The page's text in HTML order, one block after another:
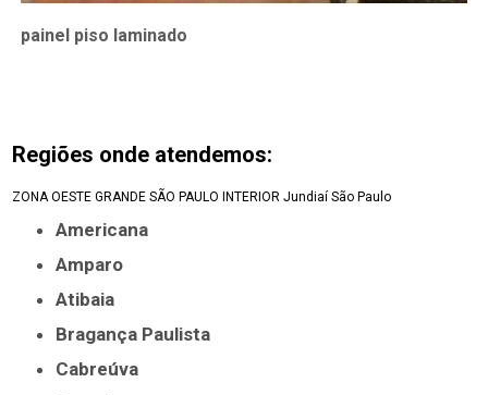
painel piso laminado
Regiões onde atendemos:
ZONA OESTE GRANDE SÃO PAULO INTERIOR Jundiaí São Paulo
Americana
Amparo
Atibaia
Bragança Paulista
Cabreúva